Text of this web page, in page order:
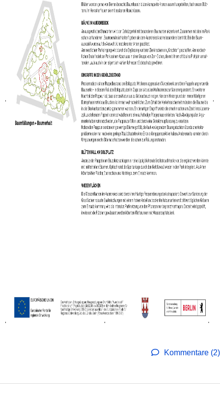
Kommentare (2)